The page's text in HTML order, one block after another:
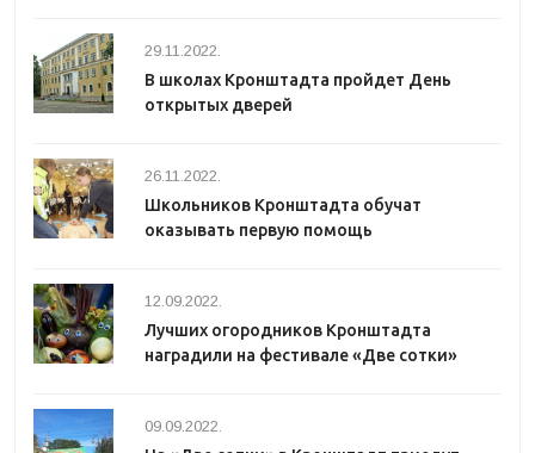
29.11.2022.
В школах Кронштадта пройдет День
открытых дверей
26.11.2022.
Школьников Кронштадта обучат
оказывать первую помощь
12.09.2022.
Лучших огородников Кронштадта
наградили на фестивале «Две сотки»
09.09.2022.